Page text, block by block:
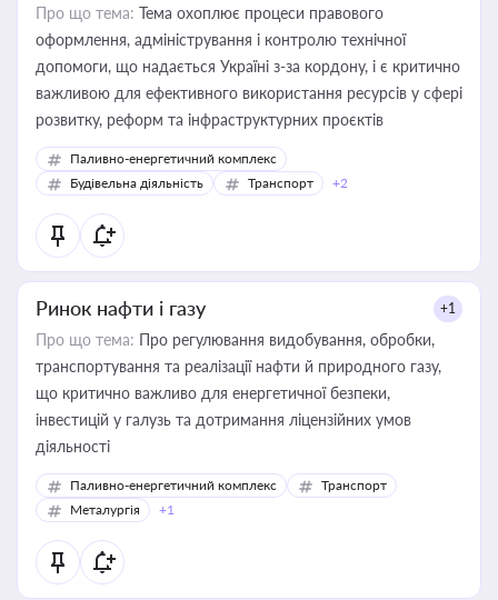
Про що тема: Тема охоплює процеси правового
оформлення, адміністрування і контролю технічної
допомоги, що надається Україні з-за кордону, і є критично
важливою для ефективного використання ресурсів у сфері
розвитку, реформ та інфраструктурних проєктів
Паливно-енергетичний комплекс
Будівельна діяльність
Транспорт +2
Ринок нафти і газу +1
Про що тема: Про регулювання видобування, обробки,
транспортування та реалізації нафти й природного газу,
що критично важливо для енергетичної безпеки,
інвестицій у галузь та дотримання ліцензійних умов
діяльності
Паливно-енергетичний комплекс
Транспорт
Металургія
+1